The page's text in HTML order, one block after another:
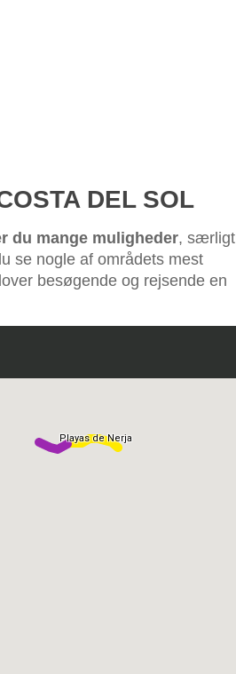
DEL SOL
du mange muligheder, særligt
se nogle af områdets mest
besøgende og rejsende en